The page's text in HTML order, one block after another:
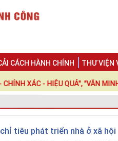
CÁCH HÀNH CHÍNH THƯ VIỆN
HIỆU QUẢ", "VĂN MINH -
tiêu phát triển nhà ở xã hội